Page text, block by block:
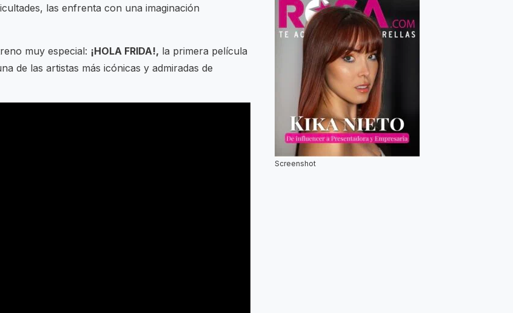
las enfrenta con una imaginación
muy especial: ¡HOLA FRIDA!, la primera película
de las artistas más icónicas y admiradas de
Screenshot